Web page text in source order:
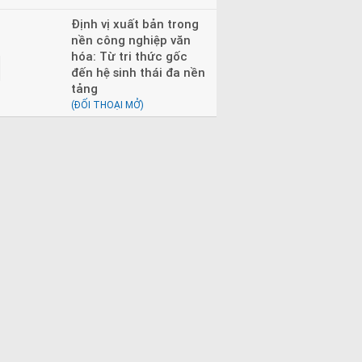
Định vị xuất bản trong
nền công nghiệp văn
hóa: Từ tri thức gốc
đến hệ sinh thái đa nền
tảng
(ĐỐI THOẠI MỞ)